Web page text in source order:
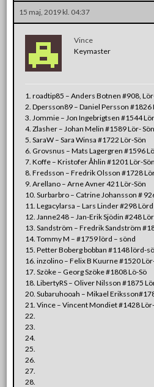
15 maj, 2019 kl. 04:37
Vince
Keymaster
1. roadtip85 – Anders Botnen #908,
2. Dpersson89 – Daniel Persson #1826
3. Jommie – Jon Ingebrigtsen #1544
4. Zlasher – Johan Melin #1589 Lör- Sön.
5. SaraW – Sara Winsa #1722 Lör-Sön
6. Grovsnus – Mats Lagergren #1596
7. Koffe – Kristofer Åhlin #1201 Lör-Sön
8. Fredsson – Fredrik Olsson #1728
9. Arellano – Arne Avner 421 Lör-Sön
10. Surbarbro – Catrine Johansson #
11. Legacylarsa – Lars Linder #298 Lörd
12. Janne248 – Jan-Erik Sjödin #248
13. Sandström – Fredrik Sandström
14. Tommy M – #1759 lörd – sönd
15. Petter Boberg bobban #1148 lörd-
16. inzolino – Felix B Kuurne #1520
17. Szöke – Georg Szöke #1808 Lö-Sö
18. LibertyRS – Oliver Nilsson #1875
20. Subaruhooah – Mikael
21. Vince – Vincent Mondiet #1428
22.
23.
24.
25.
26.
27.
28.